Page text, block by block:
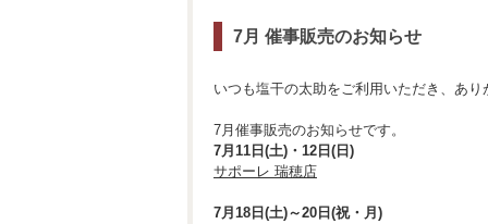
7月 催事販売のお知らせ
いつも塩干の太助をご利用いただき、あ
7月催事販売のお知らせです。
7月11日(土)・12日(日)
サポーレ 瑞穂店
7月18日(土)～20日(祝・月)